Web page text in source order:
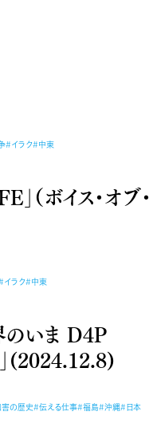
#イラク#中東
（ボイス・オブ・
イラク#中東
のいま D4P
(2024.12.8)
の歴史#伝える仕事#福島#沖縄#日本